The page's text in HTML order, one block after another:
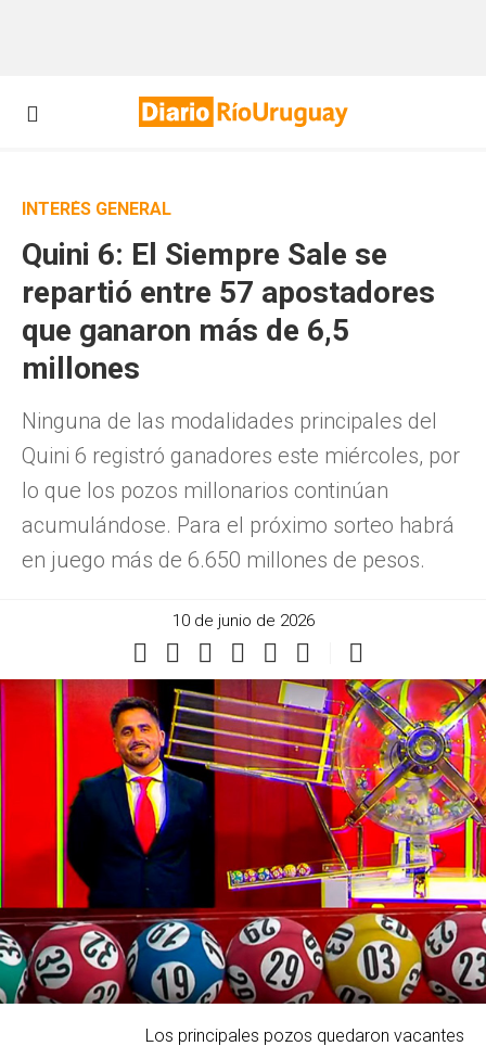
INTERÉS GENERAL
Quini 6: El Siempre Sale se
repartió entre 57 apostadores
que ganaron más de 6,5
millones
Ninguna de las modalidades principales del
Quini 6 registró ganadores este miércoles, por
lo que los pozos millonarios continúan
acumulándose. Para el próximo sorteo habrá
en juego más de 6.650 millones de pesos.
10 de junio de 2026
Los principales pozos quedaron vacantes